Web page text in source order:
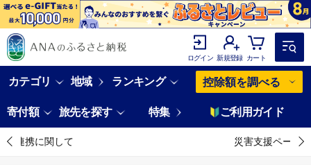
ログイン 新規登録 カート
カテゴリ 地域 ランキング 控除額を調べる
寄付額 旅先を探す 特集 ご利用ガイド